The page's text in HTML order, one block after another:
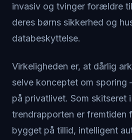
invasiv og tvinger forældre
deres børns sikkerhed og
databeskyttelse.
Virkeligheden er, at dårlig
selve konceptet om
på privatlivet. Som skitseret
trendrapporten er fremtiden
bygget på tillid, intelligent